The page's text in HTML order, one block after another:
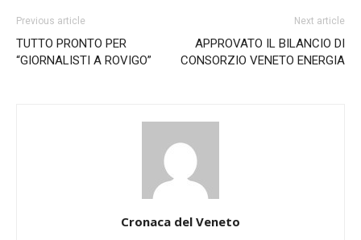
Previous article
TUTTO PRONTO PER
“GIORNALISTI A ROVIGO”
Next article
APPROVATO IL BILANCIO DI
CONSORZIO VENETO ENERGIA
Cronaca del Veneto